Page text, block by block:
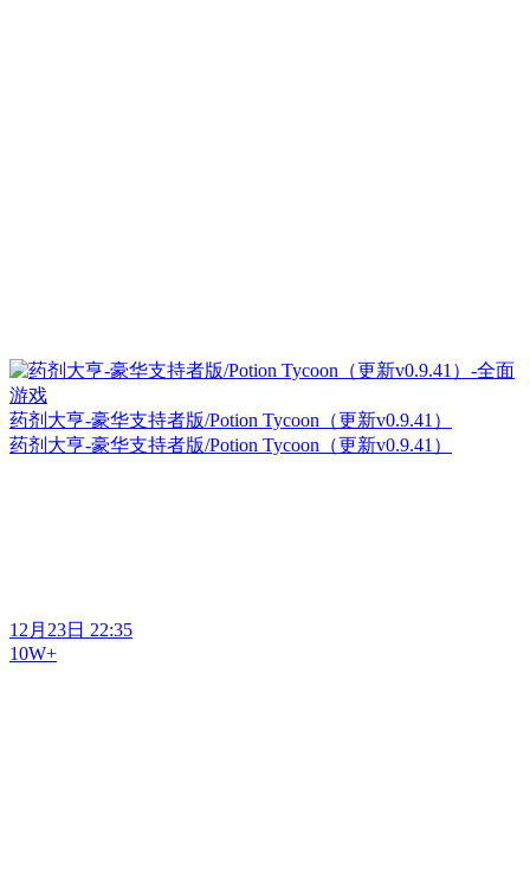
药剂大亨-豪华支持者版/Potion Tycoon（更新v0.9.41）
药剂大亨-豪华支持者版/Potion Tycoon（更新v0.9.41）
12月23日 22:35
10W+